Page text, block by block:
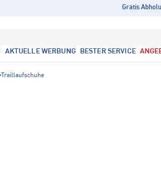
Gratis
AKTUELLE WERBUNG BESTER SERVICE
Traillaufschuhe